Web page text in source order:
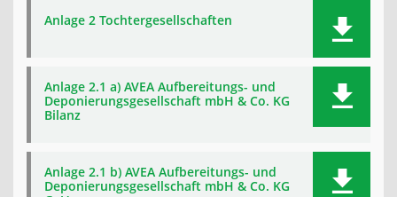
Anlage 2 Tochtergesellschaften
Anlage 2.1 a) AVEA Aufbereitungs- und
Deponierungsgesellschaft mbH & Co. KG
Bilanz
Anlage 2.1 b) AVEA Aufbereitungs- und
Deponierungsgesellschaft mbH & Co. KG